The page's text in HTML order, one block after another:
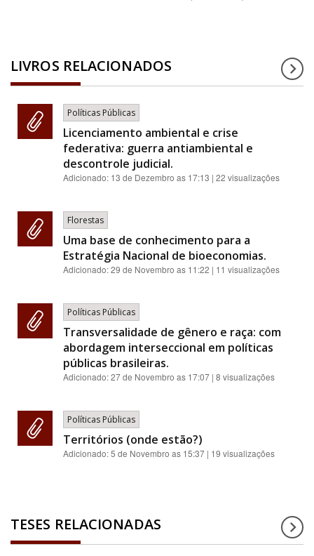
LIVROS RELACIONADOS
Políticas Públicas
Licenciamento ambiental e crise
federativa: guerra antiambiental e
descontrole judicial.
Adicionado: 13 de Dezembro as 17:13 | 22 visualizações
Florestas
Uma base de conhecimento para a
Estratégia Nacional de bioeconomias.
Adicionado:29 de Novembro as 11:22 | 11 visualizações
Políticas Públicas
Transversalidade de gênero e raça: com
abordagem interseccional em políticas
públicas brasileiras.
Adicionado:27 de Novembro as 17:07 | 8 visualizações
Políticas Públicas
Territórios (onde estão?)
Adicionado:5 de Novembro as 15:37 | 19 visualizações
TESES RELACIONADAS